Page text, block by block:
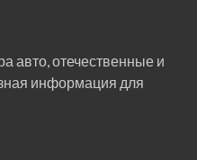
авто, отечественные и
информация для